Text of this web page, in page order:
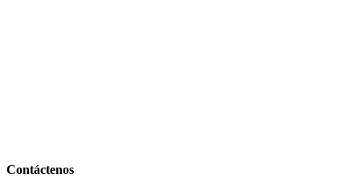
Contáctenos